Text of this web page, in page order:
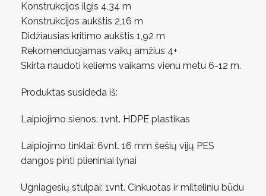
Konstrukcijos ilgis 4,34 m
Konstrukcijos aukštis 2,16 m
Didžiausias kritimo aukštis 1,92 m
Rekomenduojamas vaikų amžius 4+
Skirta naudoti keliems vaikams vienu metu 6-12 m.
Produktas susideda iš:
Laipiojimo sienos: 1vnt. HDPE plastikas
Laipiojimo tinklai: 6vnt. 16 mm šešių vijų PES
dangos pinti plieniniai lynai
Ugniagesių stulpai: 1vnt. Cinkuotas ir milteliniu būdu